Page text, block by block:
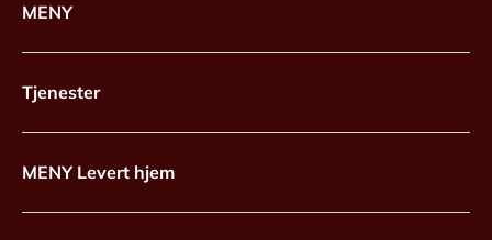
MENY
Tjenester
MENY Levert hjem